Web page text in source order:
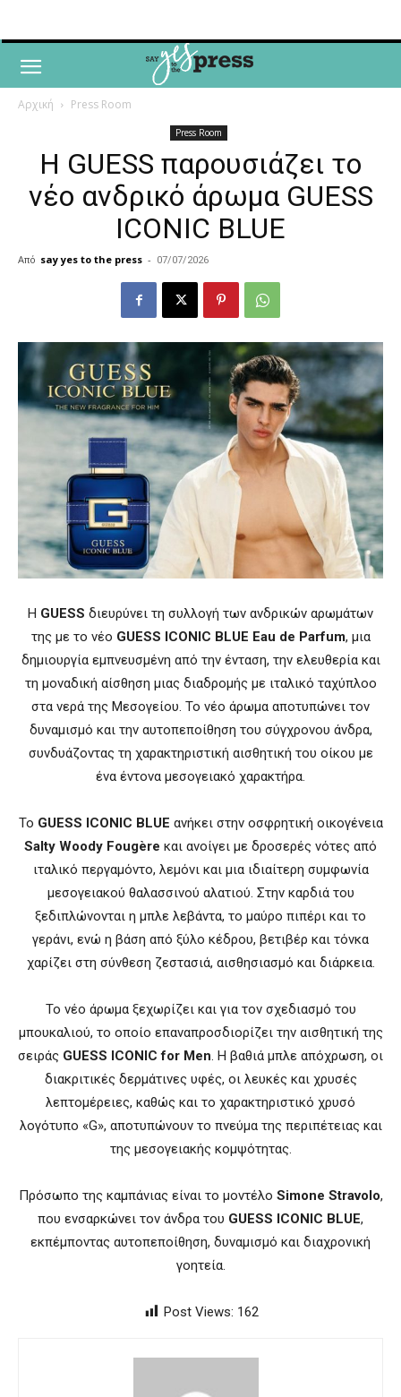
Αρχική Press Room
Press Room
Η GUESS παρουσιάζει το
νέο ανδρικό άρωμα GUESS
ICONIC BLUE
Από say yes to the press - 07/07/2026
Η GUESS διευρύνει τη συλλογή των ανδρικών αρωμάτων
της με το νέο GUESS ICONIC BLUE Eau de Parfum, μια
δημιουργία εμπνευσμένη από την ένταση, την ελευθερία και
τη μοναδική αίσθηση μιας διαδρομής με ιταλικό ταχύπλοο
στα νερά της Μεσογείου. Το νέο άρωμα αποτυπώνει τον
δυναμισμό και την αυτοπεποίθηση του σύγχρονου άνδρα,
συνδυάζοντας τη χαρακτηριστική αισθητική του οίκου με
ένα έντονα μεσογειακό χαρακτήρα.
Το GUESS ICONIC BLUE ανήκει στην οσφρητική οικογένεια
Salty Woody Fougère και ανοίγει με δροσερές νότες από
ιταλικό περγαμόντο, λεμόνι και μια ιδιαίτερη συμφωνία
μεσογειακού θαλασσινού αλατιού. Στην καρδιά του
ξεδιπλώνονται η μπλε λεβάντα, το μαύρο πιπέρι και το
γεράνι, ενώ η βάση από ξύλο κέδρου, βετιβέρ και τόνκα
χαρίζει στη σύνθεση ζεστασιά, αισθησιασμό και διάρκεια.
Το νέο άρωμα ξεχωρίζει και για τον σχεδιασμό του
μπουκαλιού, το οποίο επαναπροσδιορίζει την αισθητική της
σειράς GUESS ICONIC for Men. Η βαθιά μπλε απόχρωση, οι
διακριτικές δερμάτινες υφές, οι λευκές και χρυσές
λεπτομέρειες, καθώς και το χαρακτηριστικό χρυσό
λογότυπο «G», αποτυπώνουν το πνεύμα της περιπέτειας και
της μεσογειακής κομψότητας.
Πρόσωπο της καμπάνιας είναι το μοντέλο Simone Stravolo,
που ενσαρκώνει τον άνδρα του GUESS ICONIC BLUE,
εκπέμποντας αυτοπεποίθηση, δυναμισμό και διαχρονική
γοητεία.
Post Views: 162